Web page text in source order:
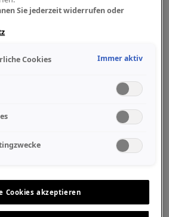
Recording
Sie jederzeit widerrufen oder
Cookies Immer aktiv
Cookies akzeptieren